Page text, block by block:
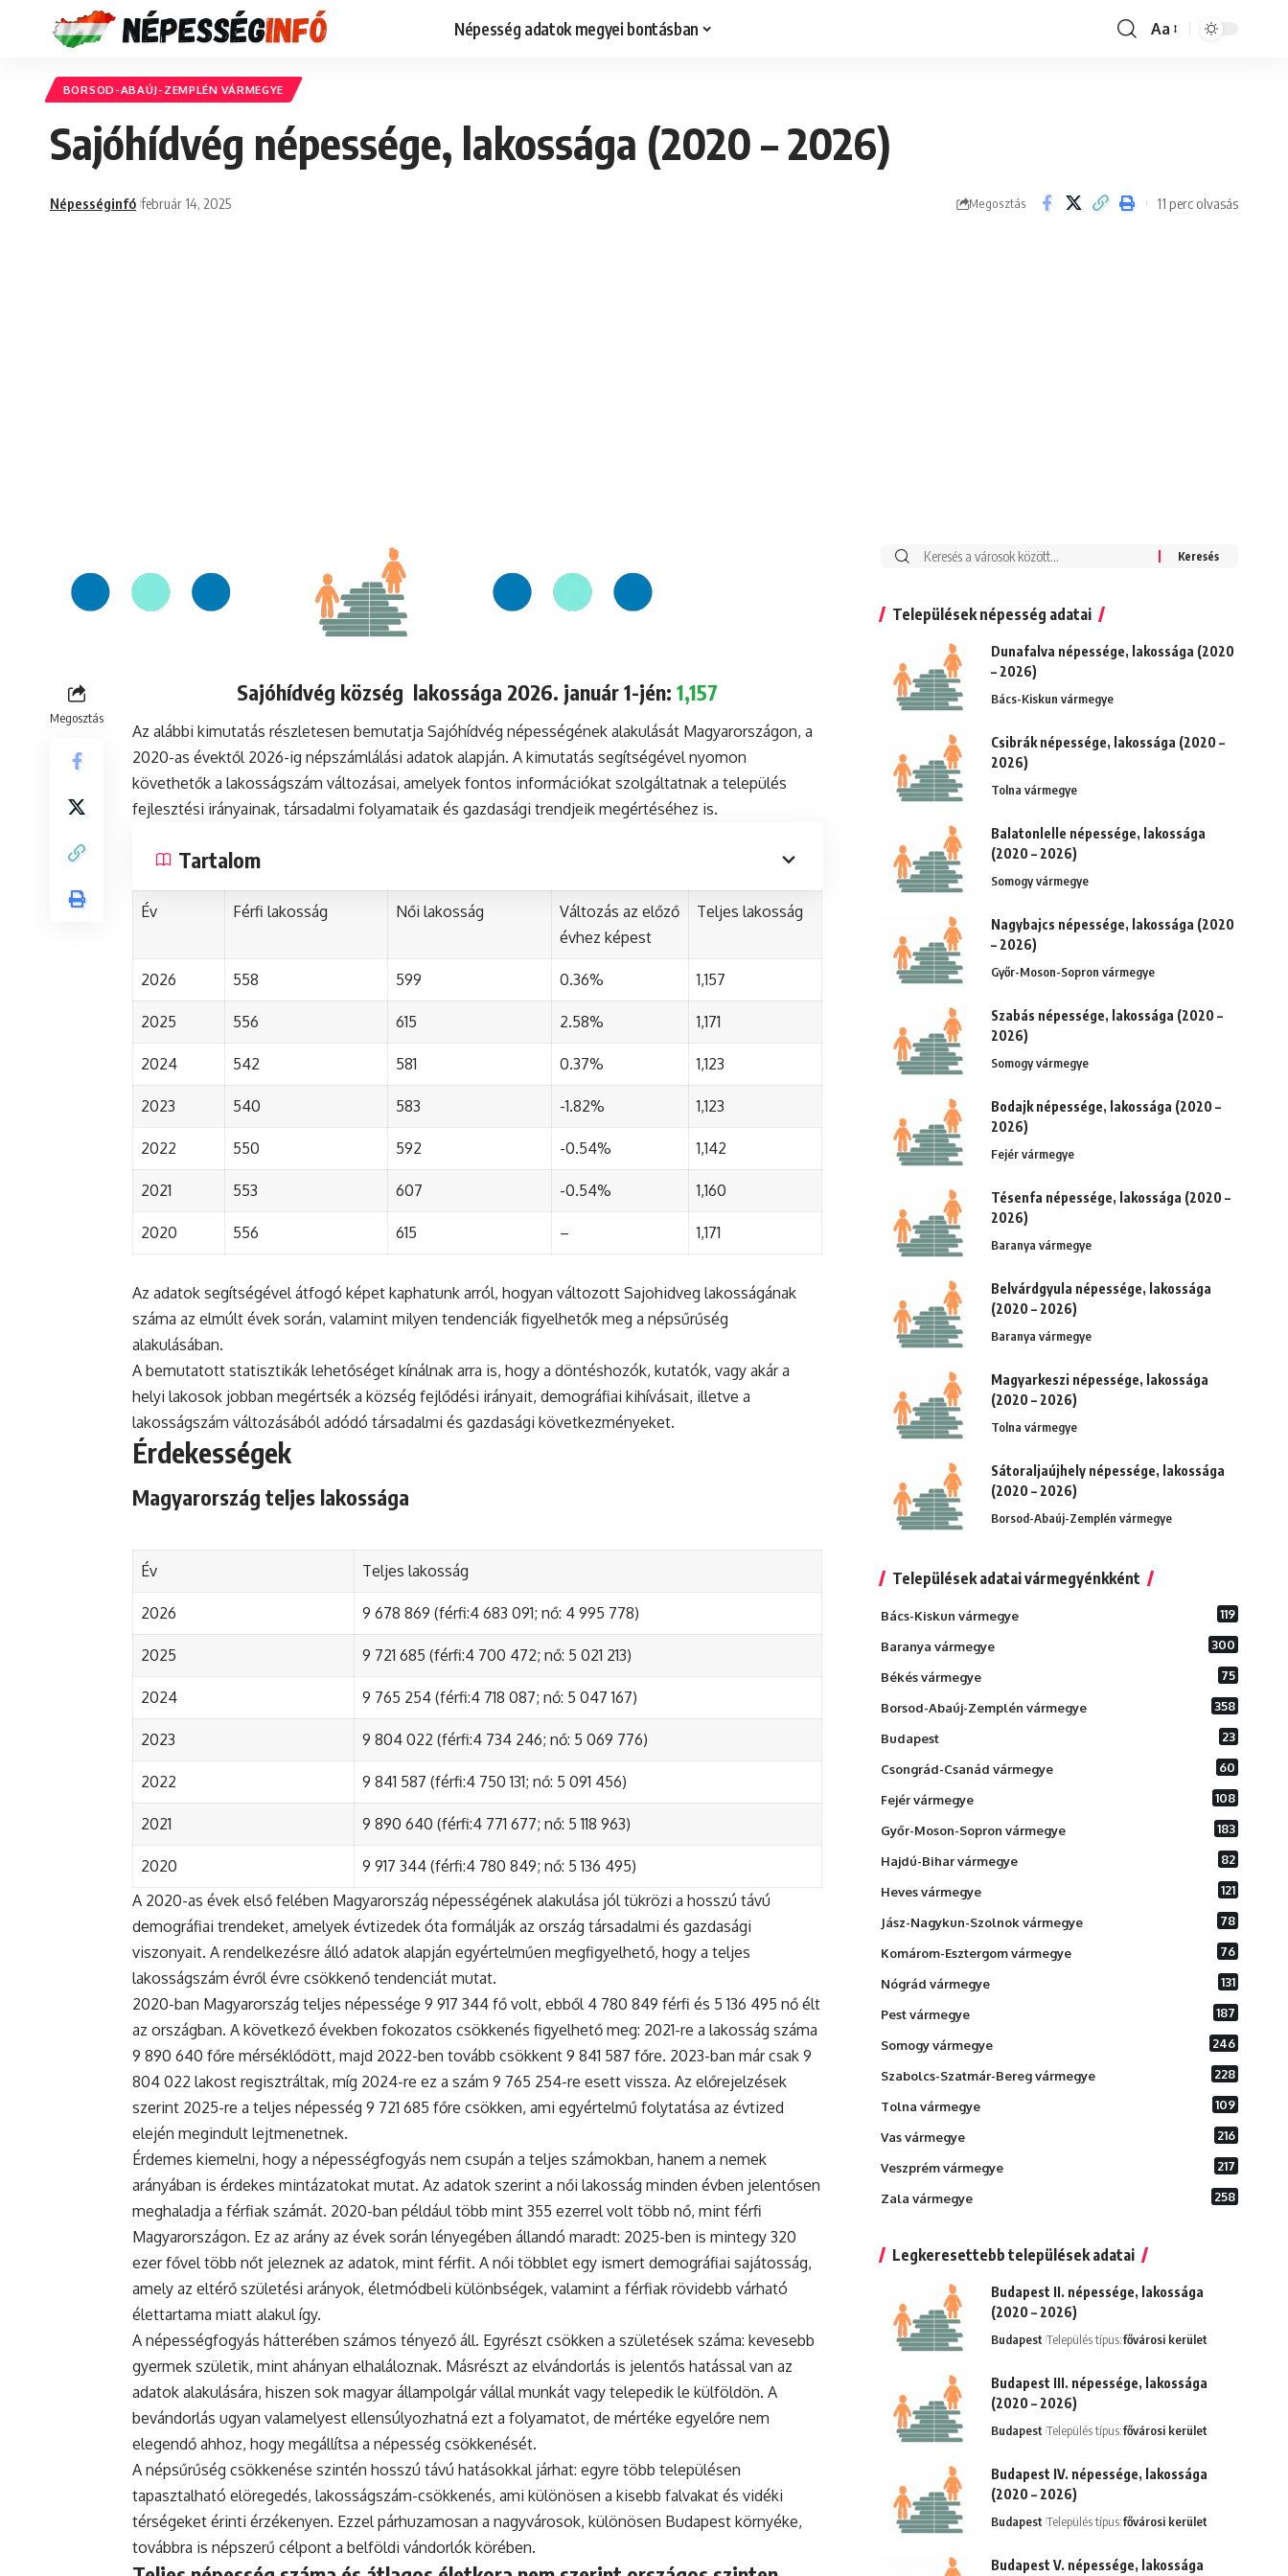
Népesség adatok megyei bontásban
Font
Aa
BORSOD-ABAÚJ-ZEMPLÉN VÁRMEGYE
Sajóhídvég népessége, lakossága (2020 – 2026)
Népességinfó február 14, 2025 Megosztás 11 perc olvasás
Megosztás
Sajóhídvég község lakossága 2026. január 1-jén:1,157
Az alábbi kimutatás részletesen bemutatja Sajóhídvég népességének alakulását Magyarországon, a
2020-as évektől 2026-ig népszámlálási adatok alapján. A kimutatás segítségével nyomon
követhetők a lakosságszám változásai, amelyek fontos információkat szolgáltatnak a település
fejlesztési irányainak, társadalmi folyamataik és gazdasági trendjeik megértéséhez is.
Tartalom
Év Férfi lakosság Női lakosság
Változás az előző
évhez képest
Teljes lakosság
2026 558 599 0.36% 1,157
2025 556 615 2.58% 1,171
2024 542 581 0.37% 1,123
2023 540 583 -1.82% 1,123
2022 550 592 -0.54% 1,142
2021 553 607 -0.54% 1,160
2020 556 615 – 1,171
Az adatok segítségével átfogó képet kaphatunk arról, hogyan változott Sajohidveg lakosságának
száma az elmúlt évek során, valamint milyen tendenciák figyelhetők meg a népsűrűség
alakulásában.
A bemutatott statisztikák lehetőséget kínálnak arra is, hogy a döntéshozók, kutatók, vagy akár a
helyi lakosok jobban megértsék a község fejlődési irányait, demográfiai kihívásait, illetve a
lakosságszám változásából adódó társadalmi és gazdasági következményeket.
Érdekességek
Magyarország teljes lakossága
Év Teljes lakosság
2026 9 678 869 (férfi:4 683 091; nő: 4 995 778)
2025 9 721 685 (férfi:4 700 472; nő: 5 021 213)
2024 9 765 254 (férfi:4 718 087; nő: 5 047 167)
2023 9 804 022 (férfi:4 734 246; nő: 5 069 776)
2022 9 841 587 (férfi:4 750 131; nő: 5 091 456)
2021 9 890 640 (férfi:4 771 677; nő: 5 118 963)
2020
9 917 344 (férfi:4 780 849; nő: 5 136 495)
A 2020-as évek első felében Magyarország népességének alakulása jól tükrözi a hosszú távú
demográfiai trendeket, amelyek évtizedek óta formálják az ország társadalmi és gazdasági
viszonyait. A rendelkezésre álló adatok alapján egyértelműen megfigyelhető, hogy a teljes
lakosságszám évről évre csökkenő tendenciát mutat.
2020-ban Magyarország teljes népessége 9 917 344 fő volt, ebből 4 780 849 férfi és 5 136 495 nő élt
az országban. A következő években fokozatos csökkenés figyelhető meg: 2021-re a lakosság száma
9 890 640 főre mérséklődött, majd 2022-ben tovább csökkent 9 841 587 főre. 2023-ban már csak 9
804 022 lakost regisztráltak, míg 2024-re ez a szám 9 765 254-re esett vissza. Az előrejelzések
szerint 2025-re a teljes népesség 9 721 685 főre csökken, ami egyértelmű folytatása az évtized
elején megindult lejtmenetnek.
Érdemes kiemelni, hogy a népességfogyás nem csupán a teljes számokban, hanem a nemek
arányában is érdekes mintázatokat mutat. Az adatok szerint a női lakosság minden évben jelentősen
meghaladja a férfiak számát. 2020-ban például több mint 355 ezerrel volt több nő, mint férfi
Magyarországon. Ez az arány az évek során lényegében állandó maradt: 2025-ben is mintegy 320
ezer fővel több nőt jeleznek az adatok, mint férfit. A női többlet egy ismert demográfiai sajátosság,
amely az eltérő születési arányok, életmódbeli különbségek, valamint a férfiak rövidebb várható
élettartama miatt alakul így.
A népességfogyás hátterében számos tényező áll. Egyrészt csökken a születések száma: kevesebb
gyermek születik, mint ahányan elhaláloznak. Másrészt az elvándorlás is jelentős hatással van az
adatok alakulására, hiszen sok magyar állampolgár vállal munkát vagy telepedik le külföldön. A
bevándorlás ugyan valamelyest ellensúlyozhatná ezt a folyamatot, de mértéke egyelőre nem
elegendő ahhoz, hogy megállítsa a népesség csökkenését.
A népsűrűség csökkenése szintén hosszú távú hatásokkal járhat: egyre több településen
tapasztalható elöregedés, lakosságszám-csökkenés, ami különösen a kisebb falvakat és vidéki
térségeket érinti érzékenyen. Ezzel párhuzamosan a nagyvárosok, különösen Budapest környéke,
továbbra is népszerű célpont a belföldi vándorlók körében.
Keresés:
Települések népesség adatai
Dunafalva népessége, lakossága (2020
– 2026)
Bács-Kiskun vármegye
Csibrák népessége, lakossága (2020 –
2026)
Tolna vármegye
Balatonlelle népessége, lakossága
(2020 – 2026)
Somogy vármegye
Nagybajcs népessége, lakossága (2020
– 2026)
Győr-Moson-Sopron vármegye
Szabás népessége, lakossága (2020 –
2026)
Somogy vármegye
Bodajk népessége, lakossága (2020 –
2026)
Fejér vármegye
Tésenfa népessége, lakossága (2020 –
2026)
Baranya vármegye
Belvárdgyula népessége, lakossága
(2020 – 2026)
Baranya vármegye
Magyarkeszi népessége, lakossága
(2020 – 2026)
Tolna vármegye
Sátoraljaújhely népessége, lakossága
(2020 – 2026)
Borsod-Abaúj-Zemplén vármegye
Települések adatai vármegyénkként
Bács-Kiskun vármegye 119
Baranya vármegye 300
Békés vármegye 75
Borsod-Abaúj-Zemplén vármegye 358
Budapest 23
Csongrád-Csanád vármegye 60
Fejér vármegye 108
Győr-Moson-Sopron vármegye 183
Hajdú-Bihar vármegye 82
Heves vármegye 121
Jász-Nagykun-Szolnok vármegye 78
Komárom-Esztergom vármegye 76
Nógrád vármegye 131
Pest vármegye 187
Somogy vármegye 246
Szabolcs-Szatmár-Bereg vármegye 228
Tolna vármegye 109
Vas vármegye 216
Veszprém vármegye 217
Zala vármegye 258
Legkeresettebb települések adatai
Budapest II. népessége, lakossága
(2020 – 2026)
Budapest Település típus:fővárosi kerület
Budapest III. népessége, lakossága
(2020 – 2026)
Budapest Település típus:fővárosi kerület
Budapest IV. népessége, lakossága
(2020 – 2026)
Budapest Település típus:fővárosi kerület
Budapest V. népessége, lakossága